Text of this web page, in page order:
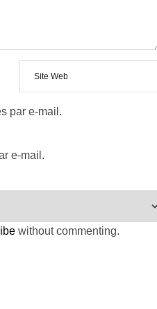
par e-mail.
e-mail.
without commenting.